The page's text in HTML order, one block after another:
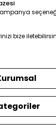
bize